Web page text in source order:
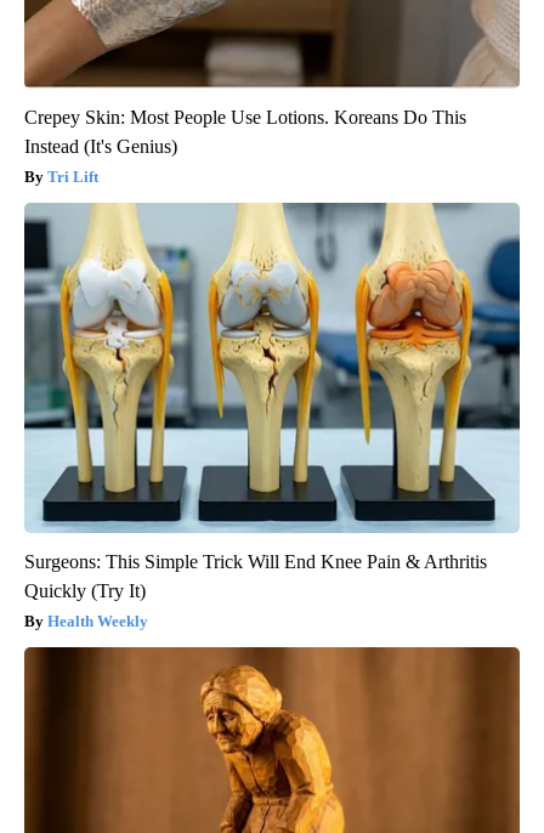
Crepey Skin: Most People Use Lotions. Koreans Do This
Instead (It's Genius)
Tri Lift
Surgeons: This Simple Trick Will End Knee Pain & Arthritis
Quickly (Try It)
Health Weekly